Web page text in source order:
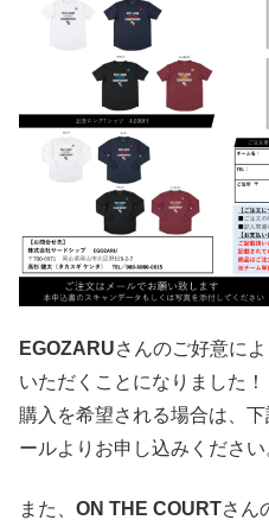
EGOZARUさんのご好意に
いただくことになりました！
購入を希望される場合は、
ールよりお申し込みください
また、 ON THE COURTさん